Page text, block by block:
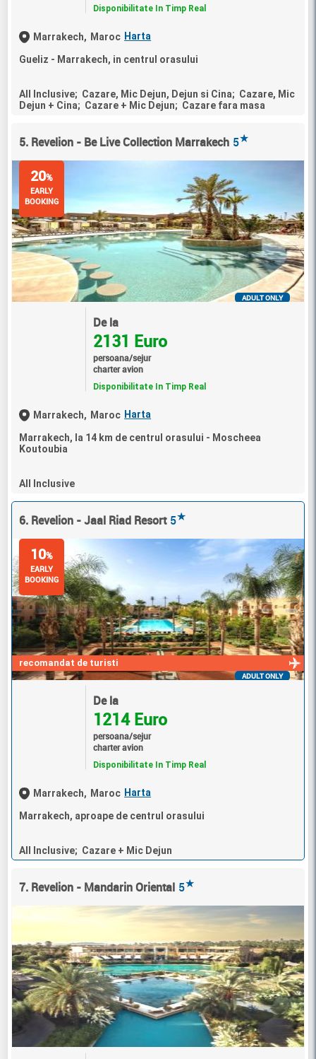
Disponibilitate In Timp Real
Marrakech, Maroc Harta
Gueliz - Marrakech, in centrul orasului
All Inclusive; Cazare, Mic Dejun, Dejun si Cina; Cazare, Mic
Dejun + Cina; Cazare + Mic Dejun; Cazare fara masa
5. Revelion - Be Live Collection Marrakech 5★
20%
EARLY
BOOKING
ADULT ONLY
De la
2131 Euro
persoana/sejur
charter avion
Disponibilitate In Timp Real
Marrakech, Maroc Harta
Marrakech, la 14 km de centrul orasului - Moscheea
Koutoubia
All Inclusive
6. Revelion - Jaal Riad Resort 5★
recomandat de turisti
10%
EARLY
BOOKING
ADULT ONLY
De la
1214 Euro
persoana/sejur
charter avion
Disponibilitate In Timp Real
Marrakech, Maroc Harta
Marrakech, aproape de centrul orasului
All Inclusive; Cazare + Mic Dejun
7. Revelion - Mandarin Oriental 5★